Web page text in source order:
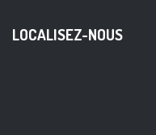
LOCALISEZ-NOUS